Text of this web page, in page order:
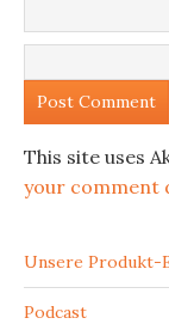
This site uses
your comment
Unsere Produkt-
Podcast